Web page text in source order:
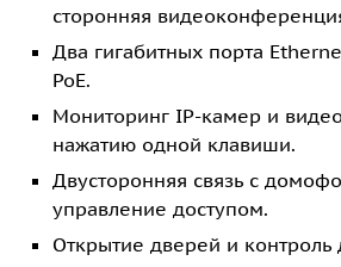
сторонняя
Два гигабитных порта
PoE.
Мониторинг IP-камер и
нажатию одной клавиши.
Двусторонняя связь с
управление доступом.
Открытие дверей и контроль